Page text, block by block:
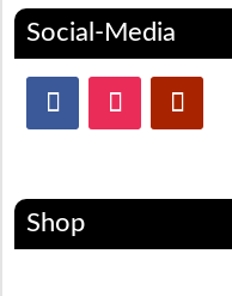
Social-Media
Shop